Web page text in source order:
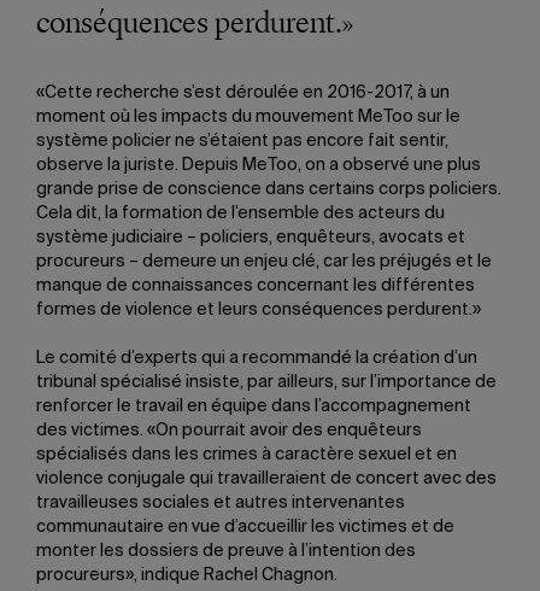
conséquences perdurent.»
«Cette recherche s’est déroulée en 2016-2017, à un
moment où les impacts du mouvement MeToo sur le
système policier ne s’étaient pas encore fait sentir,
observe la juriste. Depuis MeToo, on a observé une plus
grande prise de conscience dans certains corps policiers.
Cela dit, la formation de l’ensemble des acteurs du
système judiciaire – policiers, enquêteurs, avocats et
procureurs – demeure un enjeu clé, car les préjugés et le
manque de connaissances concernant les différentes
formes de violence et leurs conséquences perdurent.»
Le comité d’experts qui a recommandé la création d’un
tribunal spécialisé insiste, par ailleurs, sur l’importance de
renforcer le travail en équipe dans l’accompagnement
des victimes. «On pourrait avoir des enquêteurs
spécialisés dans les crimes à caractère sexuel et en
violence conjugale qui travailleraient de concert avec des
travailleuses sociales et autres intervenantes
communautaire en vue d’accueillir les victimes et de
monter les dossiers de preuve à l’intention des
procureurs», indique Rachel Chagnon.